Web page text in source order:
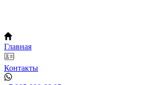
Главная
Контакты